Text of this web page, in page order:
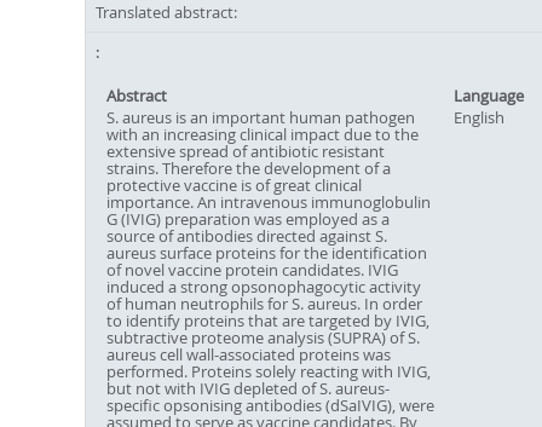
Translated abstract:
Abstract
Language
S. aureus is an important human pathogen
with an increasing clinical impact due to the
extensive spread of antibiotic resistant
strains. Therefore the development of a
protective vaccine is of great clinical
importance. An intravenous immunoglobulin
G (IVIG) preparation was employed as a
source of antibodies directed against S.
aureus surface proteins for the identification
of novel vaccine protein candidates. IVIG
induced a strong opsonophagocytic activity
of human neutrophils for S. aureus. In order
to identify proteins that are targeted by IVIG,
subtractive proteome analysis (SUPRA) of S.
aureus cell wall-associated proteins was
performed. Proteins solely reacting with IVIG,
but not with IVIG depleted of S. aureus-
specific opsonising antibodies (dSaIVIG), were
assumed to serve as vaccine candidates. By
English